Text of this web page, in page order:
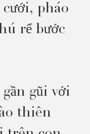
pháo
rể bước
gũi với
thiên